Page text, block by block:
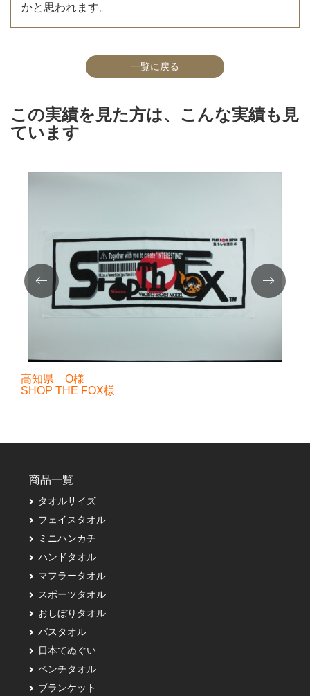
かと思われます。
一覧に戻る
この実績を見た方は、こんな実績も見
ています
高知県 O様
SHOP THE FOX様
商品一覧
タオルサイズ
フェイスタオル
ミニハンカチ
ハンドタオル
マフラータオル
スポーツタオル
おしぼりタオル
バスタオル
日本てぬぐい
ベンチタオル
ブランケット